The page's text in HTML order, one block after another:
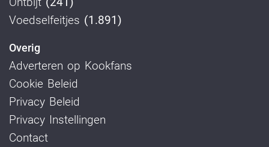
Voedselfeitjes (1.891)
Overig
Adverteren op Kookfans
Cookie Beleid
Privacy Beleid
Privacy Instellingen
Contact